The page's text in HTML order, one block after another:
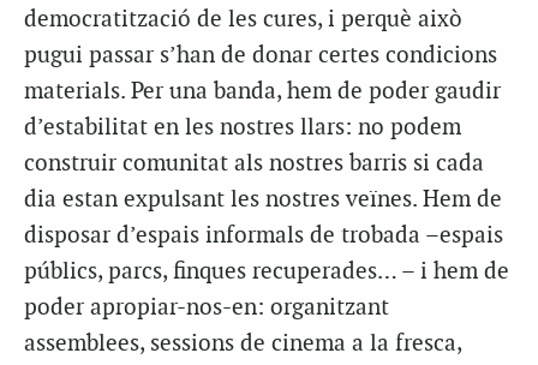
democratització de les cures, i perquè això
pugui passar s’han de donar certes condicions
materials. Per una banda, hem de poder gaudir
d’estabilitat en les nostres llars: no podem
construir comunitat als nostres barris si cada
dia estan expulsant les nostres veïnes. Hem de
disposar d’espais informals de trobada –espais
públics, parcs, finques recuperades… – i hem de
poder apropiar-nos-en: organitzant
assemblees, sessions de cinema a la fresca,